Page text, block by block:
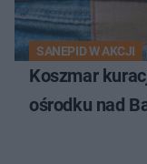
SANEPID W AKCJI
Koszmar
ośrodku nad